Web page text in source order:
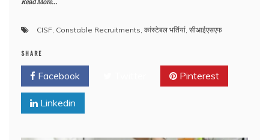
Read More...
CISF, Constable Recruitments, कांस्टेबल भर्तियां, सीआईएसएफ
SHARE
Facebook Pinterest
Linkedin